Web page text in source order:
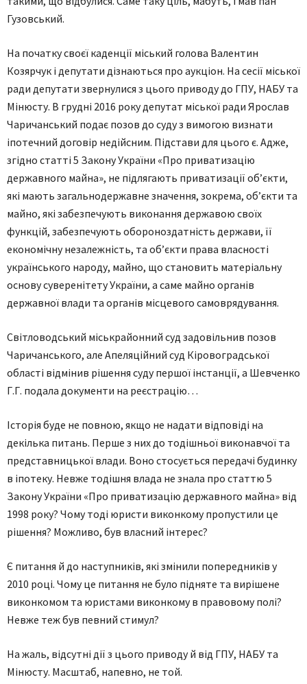
Гузовський.
На початку своєї каденції міський голова Валентин
Козярчук і депутати дізнаються про аукціон. На сесії міської
ради депутати звернулися з цього приводу до ГПУ, НАБУ та
Мінюсту. В грудні 2016 року депутат міської ради Ярослав
Чаричанський подає позов до суду з вимогою визнати
іпотечний договір недійсним. Підстави для цього є. Адже,
згідно статті 5 Закону України «Про приватизацію
державного майна», не підлягають приватизації об’єкти,
які мають загальнодержавне значення, зокрема, об’єкти та
майно, які забезпечують виконання державою своїх
функцій, забезпечують обороноздатність держави, її
економічну незалежність, та об’єкти права власності
українського народу, майно, що становить матеріальну
основу суверенітету України, а саме майно органів
державної влади та органів місцевого самоврядування.
Світловодський міськрайонний суд задовільнив позов
Чаричанського, але Апеляційний суд Кіровоградської
області відмінив рішення суду першої інстанції, а Шевченко
Г.Г. подала документи на реєстрацію…
Історія буде не повною, якщо не надати відповіді на
декілька питань. Перше з них до тодішньої виконавчої та
представницької влади. Воно стосується передачі будинку
в іпотеку. Невже тодішня влада не знала про статтю 5
Закону України «Про приватизацію державного майна» від
1998 року? Чому тоді юристи виконкому пропустили це
рішення? Можливо, був власний інтерес?
Є питання й до наступників, які змінили попередників у
2010 році. Чому це питання не було підняте та вирішене
виконкомом та юристами виконкому в правовому полі?
Невже теж був певний стимул?
На жаль, відсутні дії з цього приводу й від ГПУ, НАБУ та
Мінюсту. Масштаб, напевно, не той.